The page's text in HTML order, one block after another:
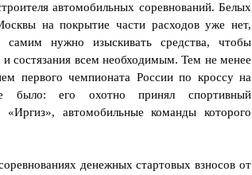
автомобильных соревнований. Белых
на покрытие части расходов уже нет,
самим нужно изыскивать средства, чтобы
и состязания всем необходимым. Тем не менее
первого чемпионата России по кроссу на
было: его охотно принял спортивный
«Иргиз», автомобильные команды которого
денежных стартовых взносов от